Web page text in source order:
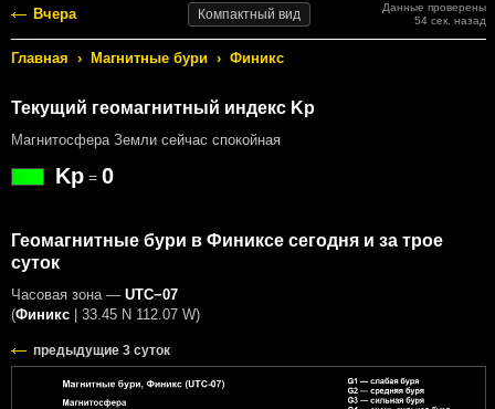
Вчера Компактный вид
Данные проверены
54 сек. назад
Главная › Магнитные бури › Финикс
Текущий геомагнитный индекс Kp
Магнитосфера Земли сейчас спокойная
Kp = 0
Геомагнитные бури в Финиксе сегодня и за трое
суток
Часовая зона — UTC−07
(Финикс | 33.45 N 112.07 W)
предыдущие 3 суток